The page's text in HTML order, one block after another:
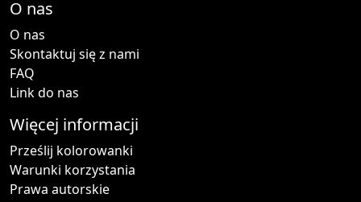
O nas
O nas
Skontaktuj się z nami
FAQ
Link do nas
Więcej informacji
Prześlij kolorowanki
Warunki korzystania
Prawa autorskie